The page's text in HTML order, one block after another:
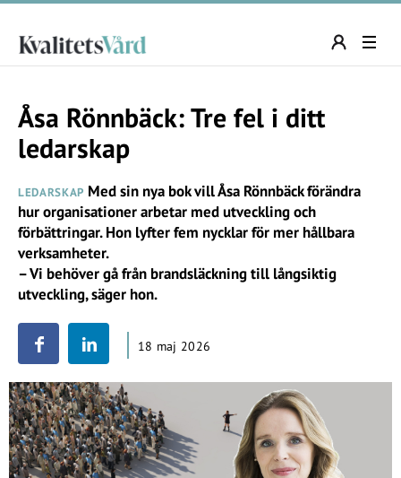
Åsa Rönnbäck: Tre fel i ditt
ledarskap
LEDARSKAP Med sin nya bok vill Åsa Rönnbäck förändra
hur organisationer arbetar med utveckling och
förbättringar. Hon lyfter fem nycklar för mer hållbara
verksamheter.
– Vi behöver gå från brandsläckning till långsiktig
utveckling, säger hon.
18 maj 2026